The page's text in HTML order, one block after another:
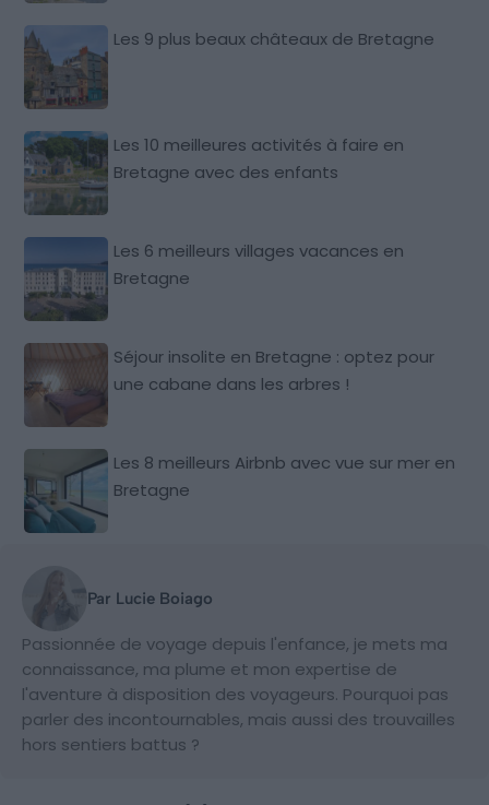
Les 9 plus beaux châteaux de Bretagne
Les 10 meilleures activités à faire en
Bretagne avec des enfants
Les 6 meilleurs villages vacances en
Bretagne
Séjour insolite en Bretagne : optez pour
une cabane dans les arbres !
Les 8 meilleurs Airbnb avec vue sur mer en
Bretagne
Par Lucie Boiago
Passionnée de voyage depuis l'enfance, je mets ma
connaissance, ma plume et mon expertise de
l'aventure à disposition des voyageurs. Pourquoi pas
parler des incontournables, mais aussi des trouvailles
hors sentiers battus ?